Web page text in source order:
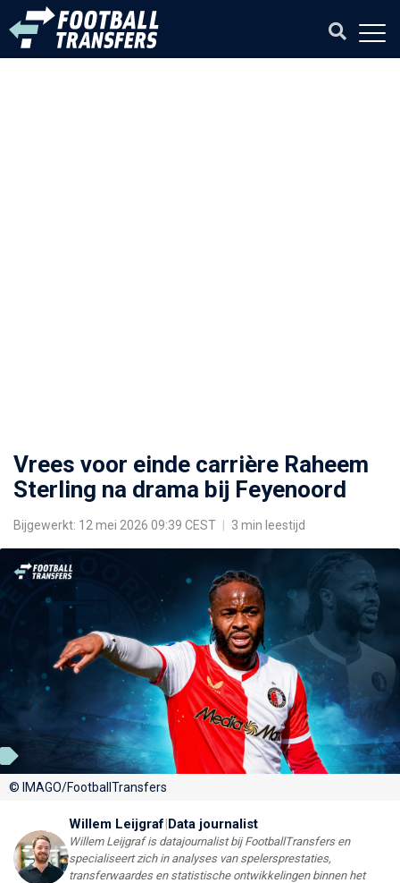
Vrees voor einde carrière Raheem
Sterling na drama bij Feyenoord
Bijgewerkt: 12 mei 2026 09:39 CEST 3 min leestijd
© IMAGO/FootballTransfers
Willem Leijgraf|Data journalist
Willem Leijgraf is datajournalist bij FootballTransfers en
specialiseert zich in analyses van spelersprestaties,
transferwaardes en statistische ontwikkelingen binnen het